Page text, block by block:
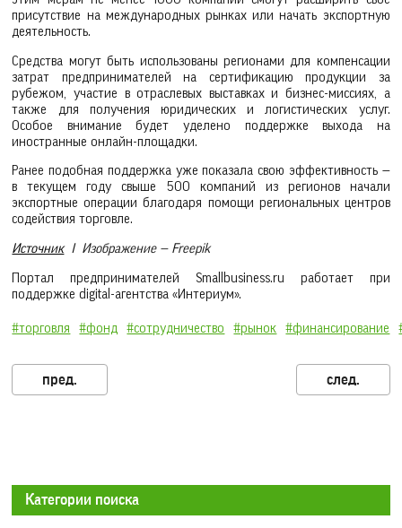
присутствие на международных рынках или начать экспортную
деятельность.
Средства могут быть использованы регионами для компенсации
затрат предпринимателей на сертификацию продукции за
рубежом, участие в отраслевых выставках и бизнес-миссиях, а
также для получения юридических и логистических услуг.
Особое внимание будет уделено поддержке выхода на
иностранные онлайн-площадки.
Ранее подобная поддержка уже показала свою эффективность —
в текущем году свыше 500 компаний из регионов начали
экспортные операции благодаря помощи региональных центров
содействия торговле.
ИсточникI Изображение — Freepik
Портал предпринимателей Smallbusiness.ru работает при
поддержке digital-агентства «Интериум».
#торговля #фонд #сотрудничество #рынок #финансирование
Категории поиска